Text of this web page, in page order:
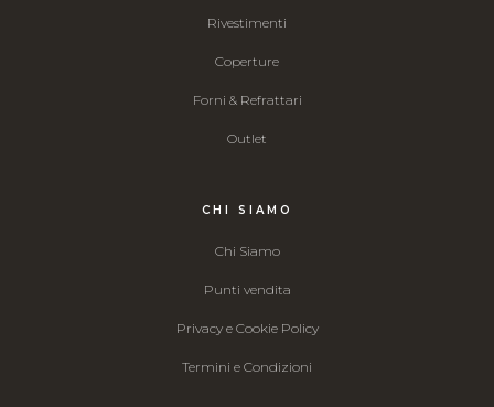
Rivestimenti
Coperture
Forni & Refrattari
Outlet
CHI SIAMO
Chi Siamo
Punti vendita
Privacy e Cookie Policy
Termini e Condizioni